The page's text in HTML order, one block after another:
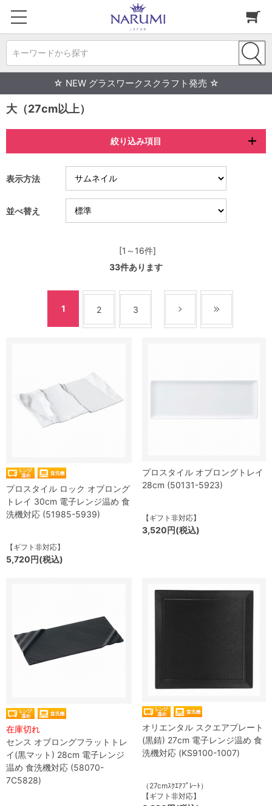
キーワードから探す
☆ NEW グラスワークスクラフト発売 ☆
大（27cm以上）
絞り込み項目
表示方法
並べ替え
[1～16件]
33件あります
1 2 3
プロスタイル ロック オブロング
トレイ 30cm 電子レンジ温め 食
洗機対応 (51985-5939)
【ギフト非対応】
5,720円(税込)
プロスタイル オブロングトレイ
28cm (50131-5923)
【ギフト非対応】
3,520円(税込)
在庫切れ
センス オブロングフラットトレ
イ(黒マット) 28cm 電子レンジ
温め 食洗機対応 (58070-
7C5828)
オリエンタル スクエアプレート
(黒錆) 27cm 電子レンジ温め 食
洗機対応 (KS9100-1007)
（27cmｽｸｴｱﾌﾟﾚｰﾄ）
【ギフト非対応】